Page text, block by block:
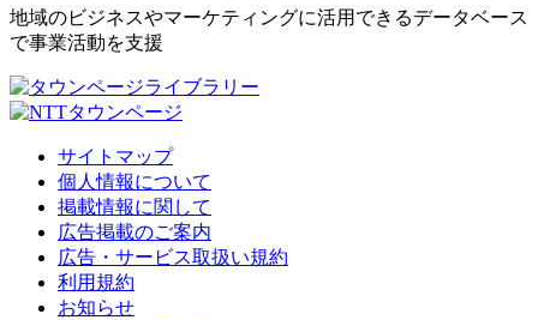
地域のビジネスやマーケティングに活用できるデータベース
で事業活動を支援
サイトマップ
個人情報について
掲載情報に関して
広告掲載のご案内
広告・サービス取扱い規約
利用規約
お知らせ